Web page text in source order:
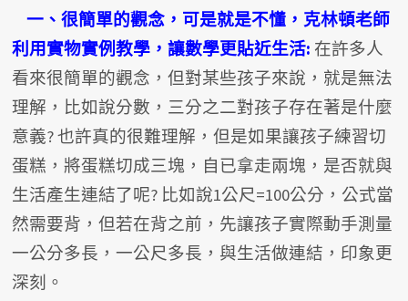
一、很簡單的觀念，可是就是不懂，克林頓老師
利用實物實例教學，讓數學更貼近生活: 在許多人
看來很簡單的觀念，但對某些孩子來說，就是無法
理解，比如說分數，三分之二對孩子存在著是什麼
意義? 也許真的很難理解，但是如果讓孩子練習切
蛋糕，將蛋糕切成三塊，自已拿走兩塊，是否就與
生活產生連結了呢? 比如說1公尺=100公分，公式當
然需要背，但若在背之前，先讓孩子實際動手測量
一公分多長，一公尺多長，與生活做連結，印象更
深刻。